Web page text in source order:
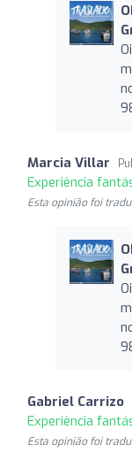
Marcia Villar
Experiência
Esta opinião foi
Gabriel Carrizo
Experiência
Esta opinião foi